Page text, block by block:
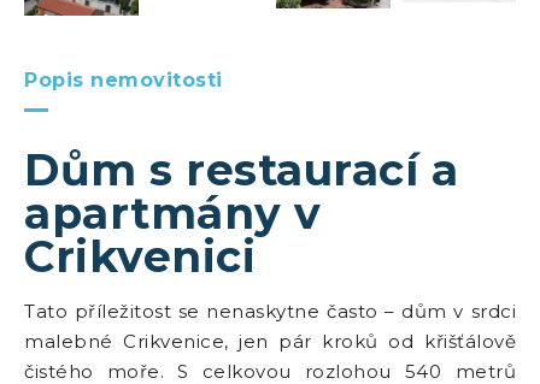
Popis nemovitosti
Dům s restaurací a
apartmány v
Crikvenici
Tato příležitost se nenaskytne často – dům v srdci
malebné Crikvenice, jen pár kroků od křišťálově
čistého moře. S celkovou rozlohou 540 metrů